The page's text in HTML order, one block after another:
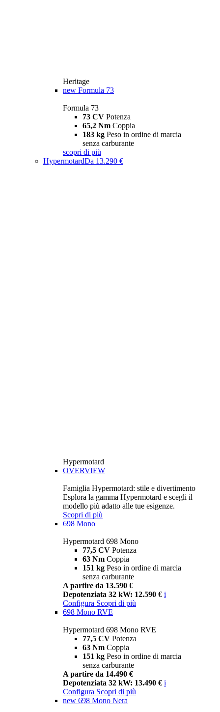
Heritage
new Formula 73
Formula 73
73 CV Potenza
65,2 Nm Coppia
183 kg Peso in ordine di marcia
senza carburante
scopri di più
HypermotardDa 13.290 €
Hypermotard
OVERVIEW
Famiglia Hypermotard: stile e divertimento
Esplora la gamma Hypermotard e scegli il
modello più adatto alle tue esigenze.
Scopri di più
698 Mono
Hypermotard 698 Mono
77,5 CV Potenza
63 Nm Coppia
151 kg Peso in ordine di marcia
senza carburante
A partire da 13.590 €
Depotenziata 32 kW: 12.590 € i
Configura Scopri di più
698 Mono RVE
Hypermotard 698 Mono RVE
77,5 CV Potenza
63 Nm Coppia
151 kg Peso in ordine di marcia
senza carburante
A partire da 14.490 €
Depotenziata 32 kW: 13.490 € i
Configura Scopri di più
new 698 Mono Nera